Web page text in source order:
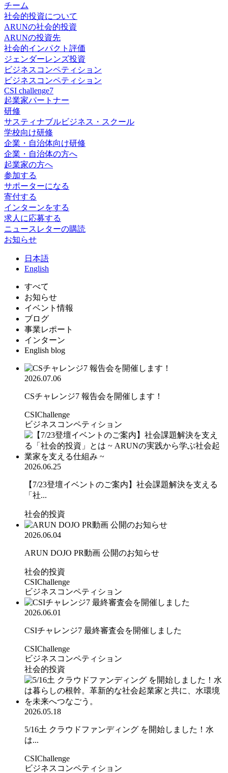
チーム
社会的投資について
ARUNの社会的投資
ARUNの投資先
社会的インパクト評価
ジェンダーレンズ投資
ビジネスコンペティション
ビジネスコンペティション
CSI challenge7
起業家パートナー
研修
サスティナブルビジネス・スクール
学校向け研修
企業・自治体向け研修
企業・自治体の方へ
起業家の方へ
参加する
サポーターになる
寄付する
インターンをする
求人に応募する
ニュースレターの購読
お知らせ
日 本語
English
すべて
お知らせ
イベント情報
ブログ
事業レポート
インターン
English blog
2026.07.06
CSチャレンジ7 報告会を開催します！
CSIChallenge
ビジネスコンペティション
2026.06.25
【7/23登壇イベントのご案内】社会課題解決を支える
「社...
社会的投資
2026.06.04
ARUN DOJO PR動画 公開のお知らせ
社会的投資
CSIChallenge
ビジネスコンペティション
2026.06.01
CSIチャレンジ7 最終審査会を開催しました
CSIChallenge
ビジネスコンペティション
社会的投資
2026.05.18
5/16土 クラウドファンディング を開始しました！水
は...
CSIChallenge
ビジネスコンペティション